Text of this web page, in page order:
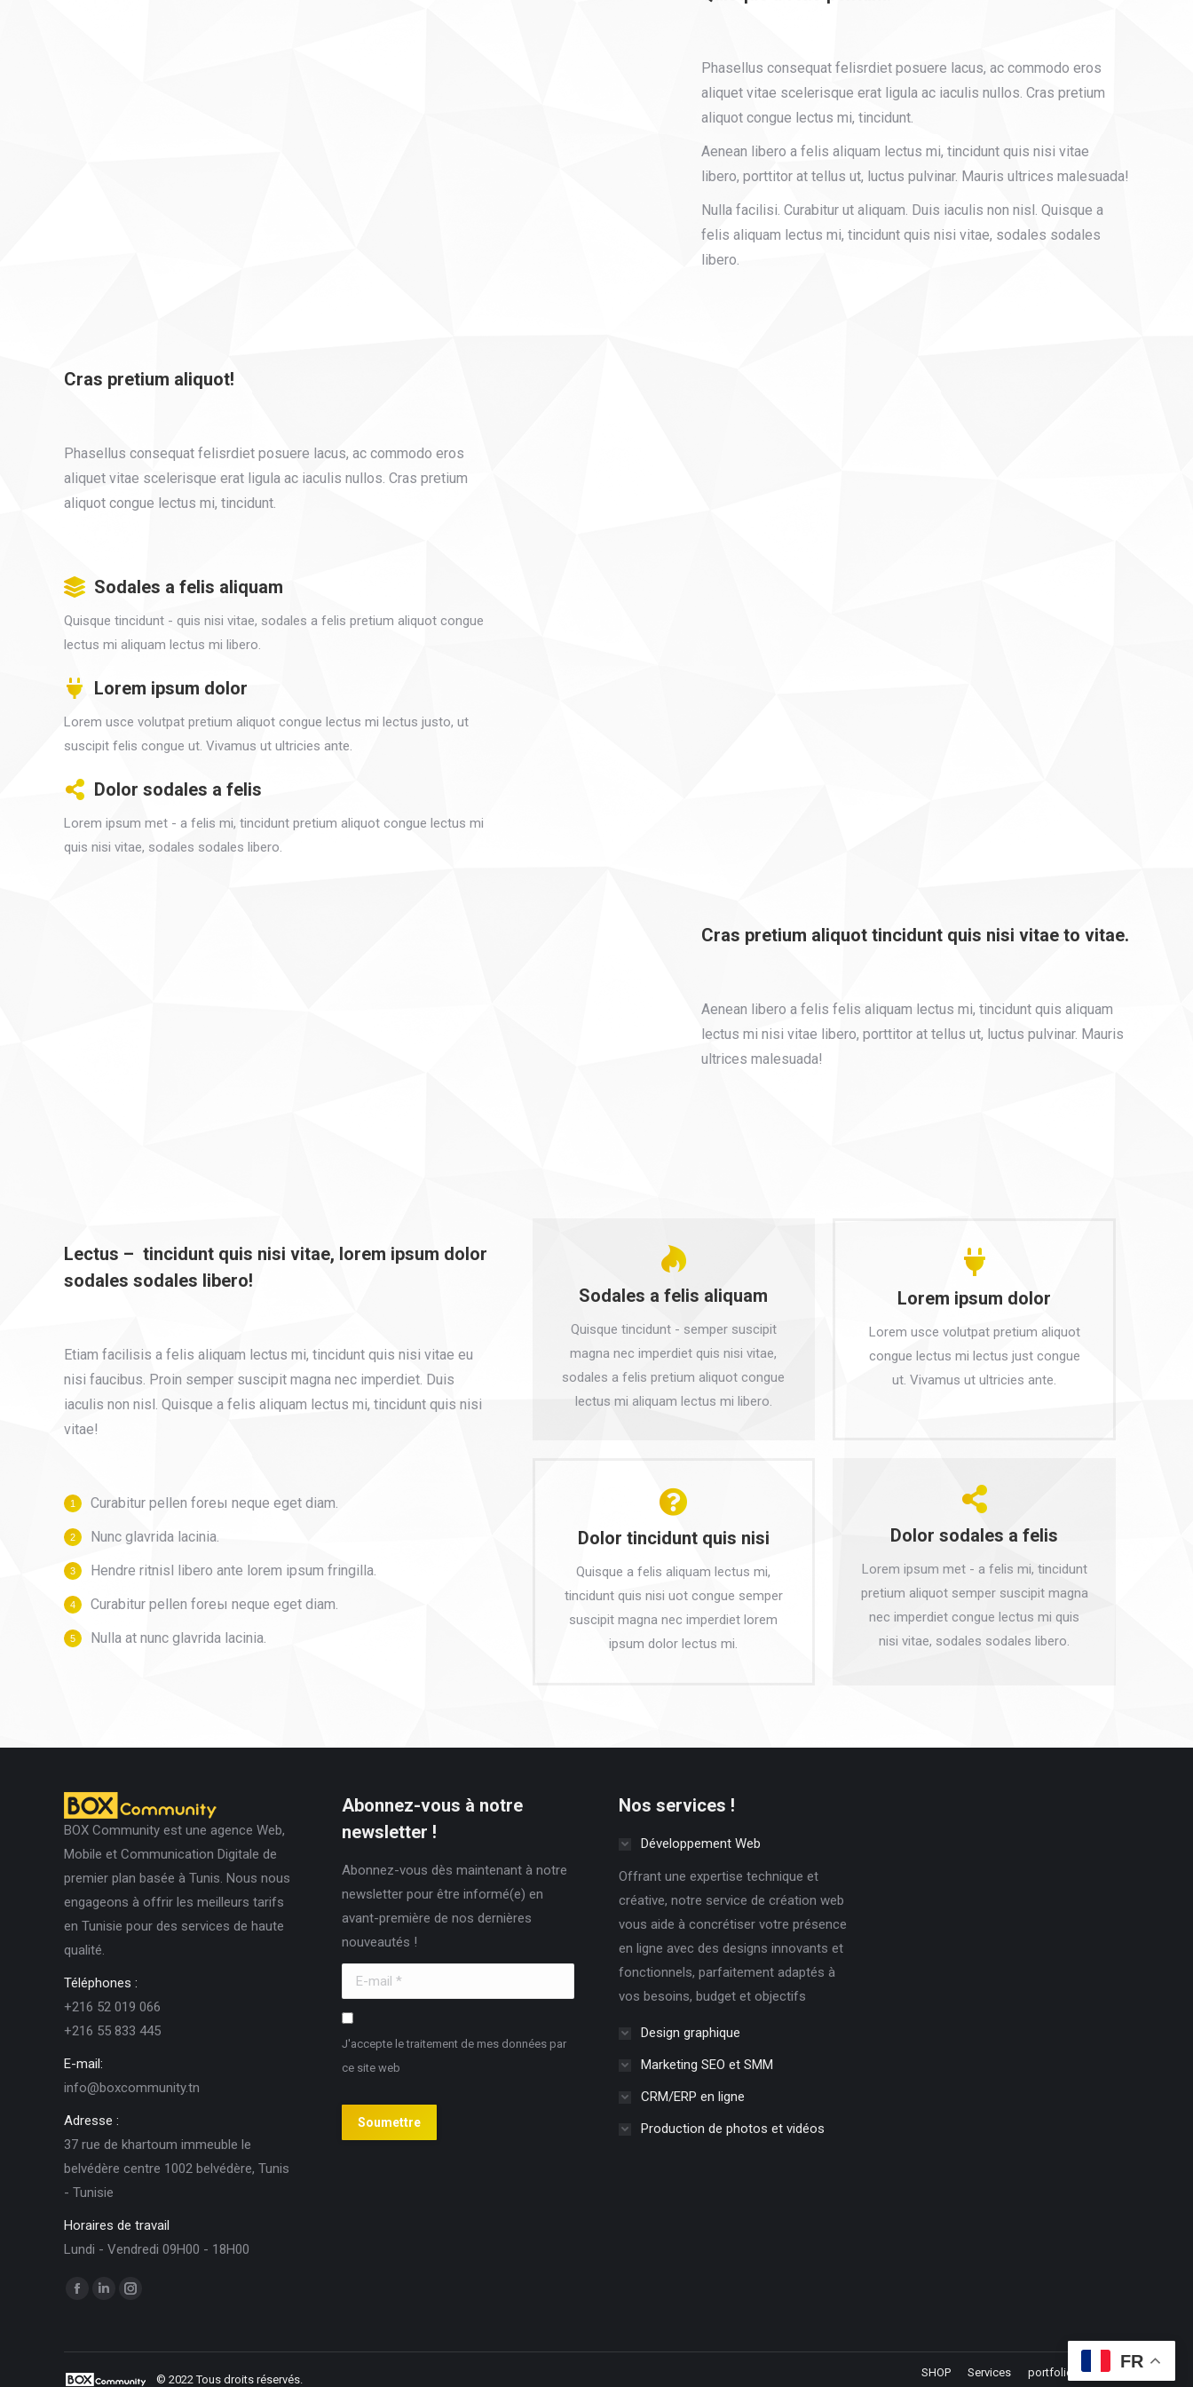
Phasellus consequat felisrdiet posuere lacus, ac commodo eros
aliquet vitae scelerisque erat ligula ac iaculis nullos. Cras pretium
aliquot congue lectus mi, tincidunt.
Aenean libero a felis aliquam lectus mi, tincidunt quis nisi vitae
libero, porttitor at tellus ut, luctus pulvinar. Mauris ultrices malesuada!
Nulla facilisi. Curabitur ut aliquam. Duis iaculis non nisl. Quisque a
felis aliquam lectus mi, tincidunt quis nisi vitae, sodales sodales
libero.
Cras pretium aliquot!
Phasellus consequat felisrdiet posuere lacus, ac commodo eros
aliquet vitae scelerisque erat ligula ac iaculis nullos. Cras pretium
aliquot congue lectus mi, tincidunt.
Sodales a felis aliquam
Quisque tincidunt - quis nisi vitae, sodales a felis pretium aliquot congue
lectus mi aliquam lectus mi libero.
Lorem ipsum dolor
Lorem usce volutpat pretium aliquot congue lectus mi lectus justo, ut
suscipit felis congue ut. Vivamus ut ultricies ante.
Dolor sodales a felis
Lorem ipsum met - a felis mi, tincidunt pretium aliquot congue lectus mi
quis nisi vitae, sodales sodales libero.
Cras pretium aliquot tincidunt quis nisi vitae to vitae.
Aenean libero a felis felis aliquam lectus mi, tincidunt quis aliquam
lectus mi nisi vitae libero, porttitor at tellus ut, luctus pulvinar. Mauris
ultrices malesuada!
Lectus – tincidunt quis nisi vitae, lorem ipsum dolor
sodales sodales libero!
Etiam facilisis a felis aliquam lectus mi, tincidunt quis nisi vitae eu
nisi faucibus. Proin semper suscipit magna nec imperdiet. Duis
iaculis non nisl. Quisque a felis aliquam lectus mi, tincidunt quis nisi
vitae!
Curabitur pellen foreы neque eget diam.
Nunc glavrida lacinia.
Hendre ritnisl libero ante lorem ipsum fringilla.
Curabitur pellen foreы neque eget diam.
Nulla at nunc glavrida lacinia.
Sodales a felis aliquam
Quisque tincidunt - semper suscipit
magna nec imperdiet quis nisi vitae,
sodales a felis pretium aliquot congue
lectus mi aliquam lectus mi libero.
Lorem ipsum dolor
Lorem usce volutpat pretium aliquot
congue lectus mi lectus just congue
ut. Vivamus ut ultricies ante.
Dolor tincidunt quis nisi
Quisque a felis aliquam lectus mi,
tincidunt quis nisi uot congue semper
suscipit magna nec imperdiet lorem
ipsum dolor lectus mi.
Dolor sodales a felis
Lorem ipsum met - a felis mi, tincidunt
pretium aliquot semper suscipit magna
nec imperdiet congue lectus mi quis
nisi vitae, sodales sodales libero.
BOX Community est une agence Web,
Mobile et Communication Digitale de
premier plan basée à Tunis. Nous nous
engageons à offrir les meilleurs tarifs
en Tunisie pour des services de haute
qualité.
Téléphones :
+216 52 019 066
+216 55 833 445
E-mail:
info@boxcommunity.tn
Adresse :
37 rue de khartoum immeuble le
belvédère centre 1002 belvédère, Tunis
- Tunisie
Horaires de travail
Lundi - Vendredi 09H00 - 18H00
Trouvez nous sur :
Facebook
LinkedInInstagram
Abonnez-vous à notre
newsletter !
Abonnez-vous dès maintenant à notre
newsletter pour être informé(e) en
avant-première de nos dernières
nouveautés !
E-mail *
J'accepte le traitement de mes données par
ce site web
Soumettre
Nos services !
Développement Web
Offrant une expertise technique et
créative, notre service de création web
vous aide à concrétiser votre présence
en ligne avec des designs innovants et
fonctionnels, parfaitement adaptés à
vos besoins, budget et objectifs
Design graphique
Marketing SEO et SMM
CRM/ERP en ligne
Production de photos et vidéos
© 2022 Tous droits réservés.
SHOP Services portfolio contact
FR